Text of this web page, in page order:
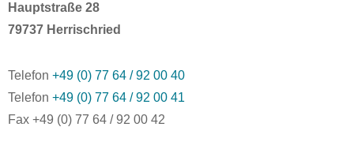
Hauptstraße 28
79737 Herrischried
Telefon +49 (0) 77 64 / 92 00 40
Telefon +49 (0) 77 64 / 92 00 41
Fax +49 (0) 77 64 / 92 00 42